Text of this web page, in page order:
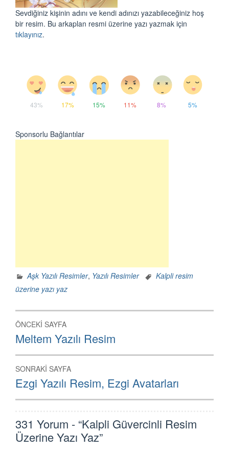
Sevdiğiniz kişinin adını ve kendi adınızı yazabileceğiniz hoş
bir resim. Bu arkaplan resmi üzerine yazı yazmak için
tıklayınız.
43% 17% 15% 11% 8% 5%
Sponsorlu Bağlantılar
Aşk Yazılı Resimler, Yazılı Resimler
Kalpli resim
üzerine yazı yaz
Yazı
dolaşımı
ÖNCEKI SAYFA
Önceki
Sayfa:
Meltem Yazılı Resim
SONRAKI SAYFA
Sonraki
Sayfa:
Ezgi Yazılı Resim, Ezgi Avatarları
331 Yorum - “Kalpli Güvercinli Resim
Üzerine Yazı Yaz”